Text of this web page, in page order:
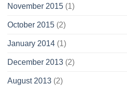
November 2015 (1)
October 2015 (2)
January 2014 (1)
December 2013 (2)
August 2013 (2)